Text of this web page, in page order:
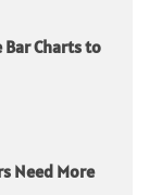
Bar Charts to
Need More